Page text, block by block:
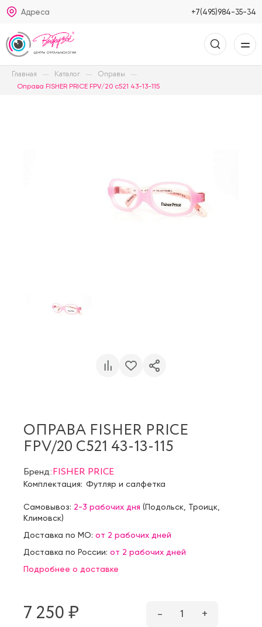
Адреса +7(495)984-35-34
Главная Каталог Оправы
Оправа FISHER PRICE FPV/20 с521 43-13-115
ОПРАВА FISHER PRICE
FPV/20 С521 43-13-115
Бренд:FISHER PRICE
Комплектация: Футляр и салфетка
Самовывоз: 2-3 рабочих дня (Подольск Троицк
Климовск)
Доставка по МО: от 2 рабочих дней
Доставка по России: от 2 рабочих дней
Подробнее о доставке
7 250 ₷ – 1 +